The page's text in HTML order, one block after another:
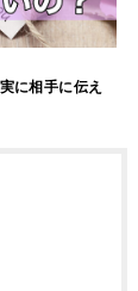
に相手に伝え